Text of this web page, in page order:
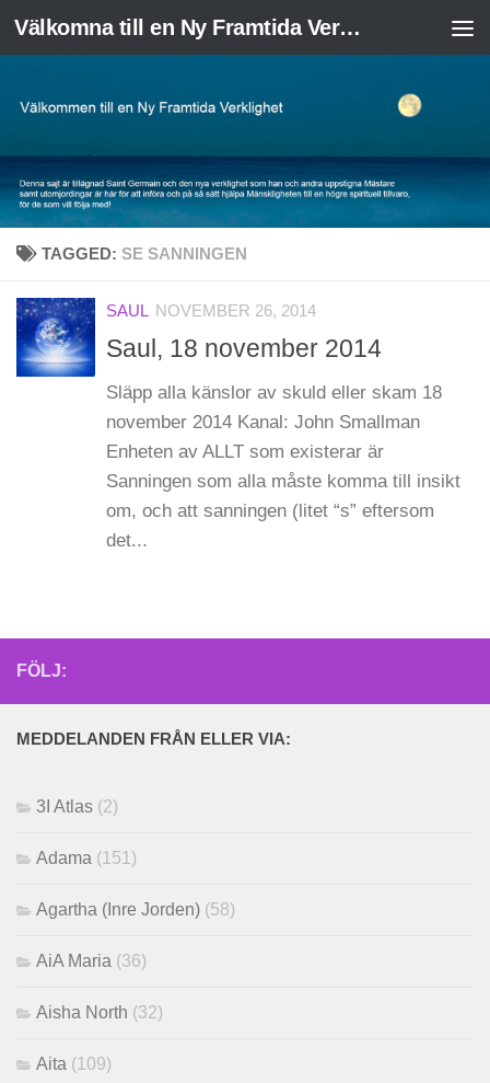
Skip to content Välkomna till en Ny Framtida Verklighet
TAGGED: SE SANNINGEN
SAUL NOVEMBER 26, 2014
Saul, 18 november 2014
Släpp alla känslor av skuld eller skam 18
november 2014 Kanal: John Smallman
Enheten av ALLT som existerar är
Sanningen som alla måste komma till insikt
om, och att sanningen (litet “s” eftersom
det...
FÖLJ:
MEDDELANDEN FRÅN ELLER VIA:
3I Atlas (2)
Adama (151)
Agartha (Inre Jorden) (58)
AiA Maria (36)
Aisha North (32)
Aita (109)